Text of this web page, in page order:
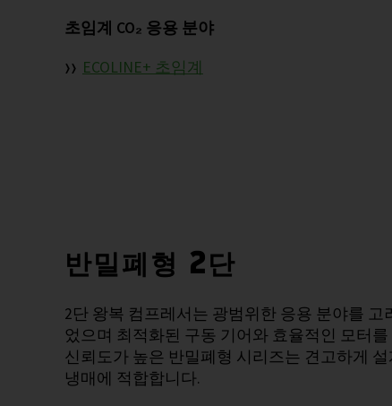
초임계 CO₂ 응용 분야
ECOLINE+ 초임계
반밀폐형 2단
2단 왕복 컴프레서는 광범위한 응용 분야를 고
었으며 최적화된 구동 기어와 효율적인 모터
신뢰도가 높은 반밀폐형 시리즈는 견고하게
냉매에 적합합니다.